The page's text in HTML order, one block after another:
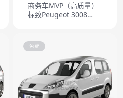
商务车MVP（高质量）
标致Peugeot 3008
免费